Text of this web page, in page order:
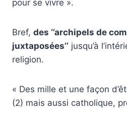
pour se vivre ».
Bref, des ‘’archipels de
juxtaposées’’ jusqu’à
religion.
« Des mille et une façon
(2) mais aussi catholique,